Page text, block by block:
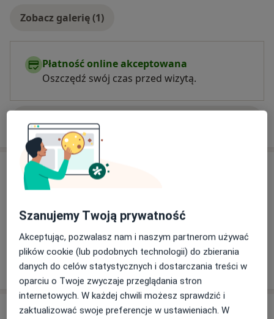
Zobacz galerię (1)
Płatność online akceptowana
Oszczędź swój czas przed wizytą.
Aktualności
lek. Tomasz Żółkoś
Przyjmuję w niektóre soboty oraz niedziele po
uprzednim kontakcie
28/05/2026
Usługi i ceny
Szanujemy Twoją prywatność
Akceptując, pozwalasz nam i naszym partnerom używać
plików cookie (lub podobnych technologii) do zbierania
danych do celów statystycznych i dostarczania treści w
oparciu o Twoje zwyczaje przeglądania stron
internetowych. W każdej chwili możesz sprawdzić i
zaktualizować swoje preferencje w ustawieniach. W